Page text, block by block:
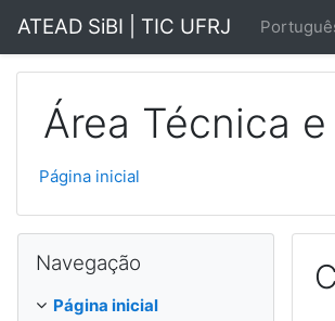
Ir para o conteúdo principal
ATEAD SiBI | TIC UFRJ
Área Técnica
Página inicial
Navegação
Página inicial